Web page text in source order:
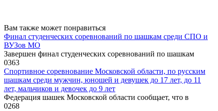
Вам также может понравиться
Финал студенческих соревнований по шашкам среди СПО и
ВУЗов МО
Завершен финал студенческих соревнований по шашкам
0363
Спортивное соревнование Московской области, по русским
шашкам среди мужчин, юношей и девушек до 17 лет, до 11
лет, мальчиков и девочек до 9 лет
Федерация шашек Московской области сообщает, что в
0268